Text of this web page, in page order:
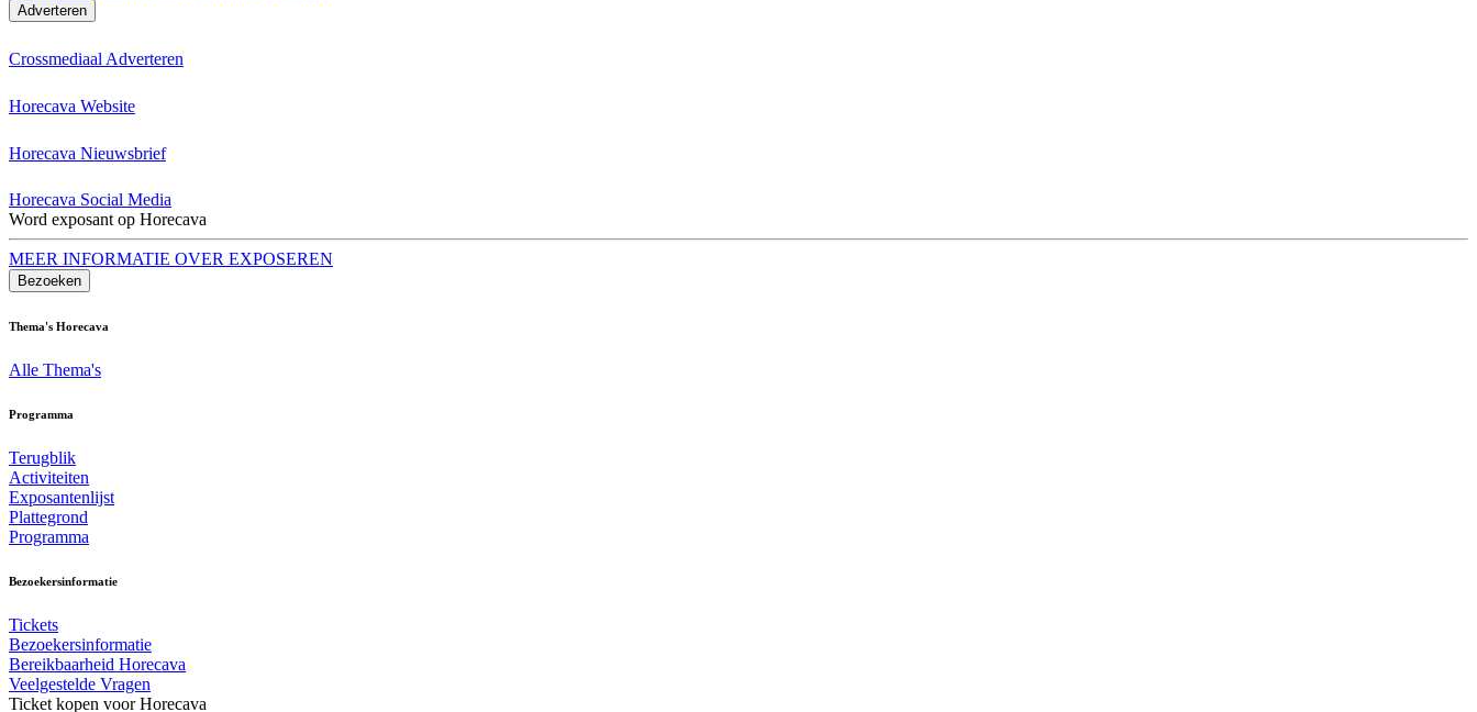
Adverteren
Crossmediaal Adverteren
Horecava Website
Horecava Nieuwsbrief
Horecava Social Media
Word exposant op Horecava
MEER INFORMATIE OVER EXPOSEREN
Bezoeken
Thema's Horecava
Alle Thema's
Programma
Terugblik
Activiteiten
Exposantenlijst
Plattegrond
Programma
Bezoekersinformatie
Tickets
Bezoekersinformatie
Bereikbaarheid Horecava
Veelgestelde Vragen
Ticket kopen voor Horecava